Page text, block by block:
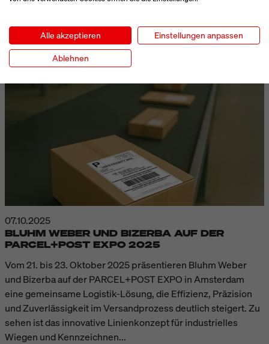
PRESSEMELDUNG LESEN
07.10.2025
BLUHM WEBER UND BIZERBA AUF DER
PARCEL+POST EXPO 2025
Vom 21. bis 23. Oktober 2025 präsentieren Bluhm Weber
und Bizerba auf der PARCEL+POST EXPO in Amsterdam
eine gemeinsame Logistik-Lösung, die Effizienz, Präzision
und Zuverlässigkeit im Versandprozess deutlich steigert. Zu
sehen ist das innovative Linienkonzept für industrielles
Wiegen und Kennzeichnen...
Alle akzeptieren Einstellungen anpassen
Ablehnen